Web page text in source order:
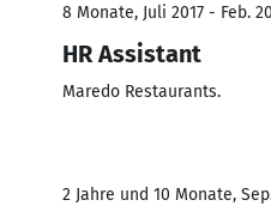
8 Monate, Juli 2017 - Feb.
HR Assistant
Maredo Restaurants.
2 Jahre und 10 Monate,